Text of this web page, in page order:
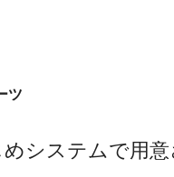
ツ
システムで用